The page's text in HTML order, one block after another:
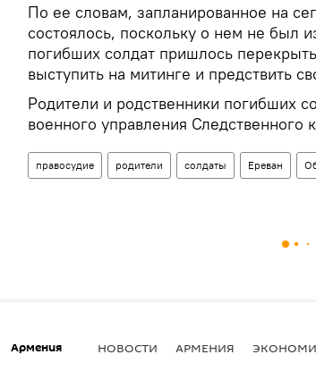
По ее словам, запланированное на
состоялось, поскольку о нем не был
погибших солдат пришлось
выступить на митинге и предствить
Родители и родственники погибших
военного управления Следственного
правосудие родители солдаты Ереван
Армения НОВОСТИ АРМЕНИЯ